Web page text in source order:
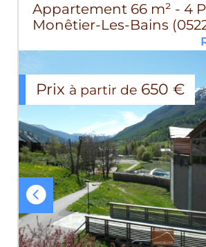
Appartement 66 m² - 4
Monêtier-Les-Bains
Prix à partir de 650 €